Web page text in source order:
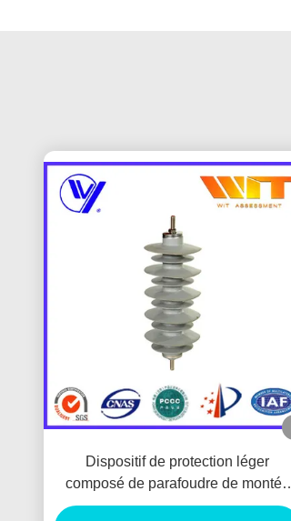
Dispositif de protection léger
composé de parafoudre de montée
subite d'oxyde de métal de sous-